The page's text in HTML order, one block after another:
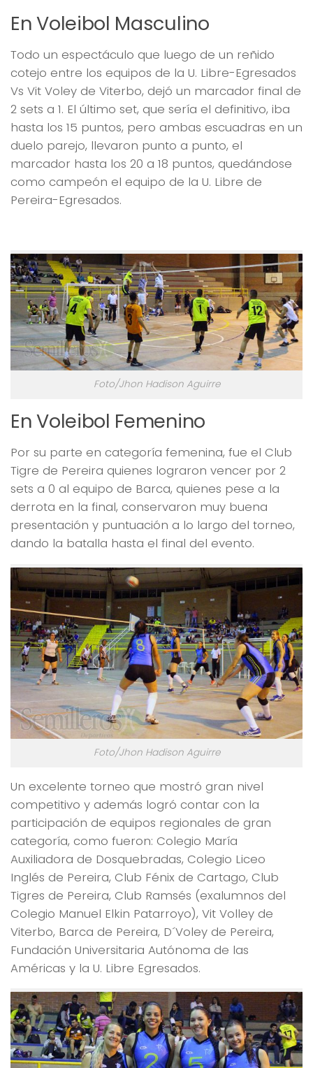
En Voleibol Masculino
Todo un espectáculo que luego de un reñido
cotejo entre los equipos de la U. Libre-Egresados
Vs Vit Voley de Viterbo, dejó un marcador final de
2 sets a 1. El último set, que sería el definitivo, iba
hasta los 15 puntos, pero ambas escuadras en un
duelo parejo, llevaron punto a punto, el
marcador hasta los 20 a 18 puntos, quedándose
como campeón el equipo de la U. Libre de
Pereira-Egresados.
Foto/Jhon Hadison Aguirre
En Voleibol Femenino
Por su parte en categoría femenina, fue el Club
Tigre de Pereira quienes lograron vencer por 2
sets a 0 al equipo de Barca, quienes pese a la
derrota en la final, conservaron muy buena
presentación y puntuación a lo largo del torneo,
dando la batalla hasta el final del evento.
Foto/Jhon Hadison Aguirre
Un excelente torneo que mostró gran nivel
competitivo y además logró contar con la
participación de equipos regionales de gran
categoría, como fueron: Colegio María
Auxiliadora de Dosquebradas, Colegio Liceo
Inglés de Pereira, Club Fénix de Cartago, Club
Tigres de Pereira, Club Ramsés (exalumnos del
Colegio Manuel Elkin Patarroyo), Vit Volley de
Viterbo, Barca de Pereira, D´Voley de Pereira,
Fundación Universitaria Autónoma de las
Américas y la U. Libre Egresados.